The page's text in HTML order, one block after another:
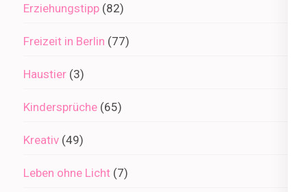
Erziehungstipp (82)
Freizeit in Berlin (77)
Haustier (3)
Kindersprüche (65)
Kreativ (49)
Leben ohne Licht (7)